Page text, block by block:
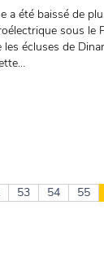
a été baissé de
sous
écluses de
53 54 55